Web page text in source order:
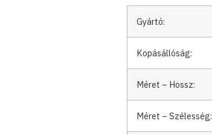
Gyártó:
Kopásállóság:
Méret – Hossz:
Méret – Szélesség: